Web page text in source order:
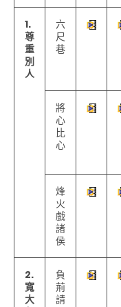
1.
尊
重
別
人
六
尺
巷
將
心
比
心
烽
火
戲
諸
侯
2.
寬
大
負
荊
請